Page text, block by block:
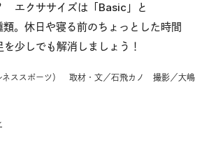
エクササイズは「Basic」と
類。休日や寝る前のちょっとした時間
少しでも解消しましょう！
ネススポーツ） 取材・文／石飛カノ 撮影／大嶋